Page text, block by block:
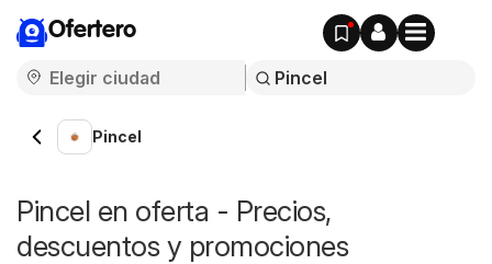
Ofertero
Pincel
Pincel en oferta - Precios,
descuentos y promociones